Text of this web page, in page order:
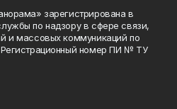
зарегистрирована в
по надзору в сфере связи,
и массовых коммуникаций по
номер ПИ № ТУ